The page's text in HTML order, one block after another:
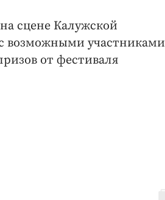
сцене Калужской
возможными участниками
от фестиваля